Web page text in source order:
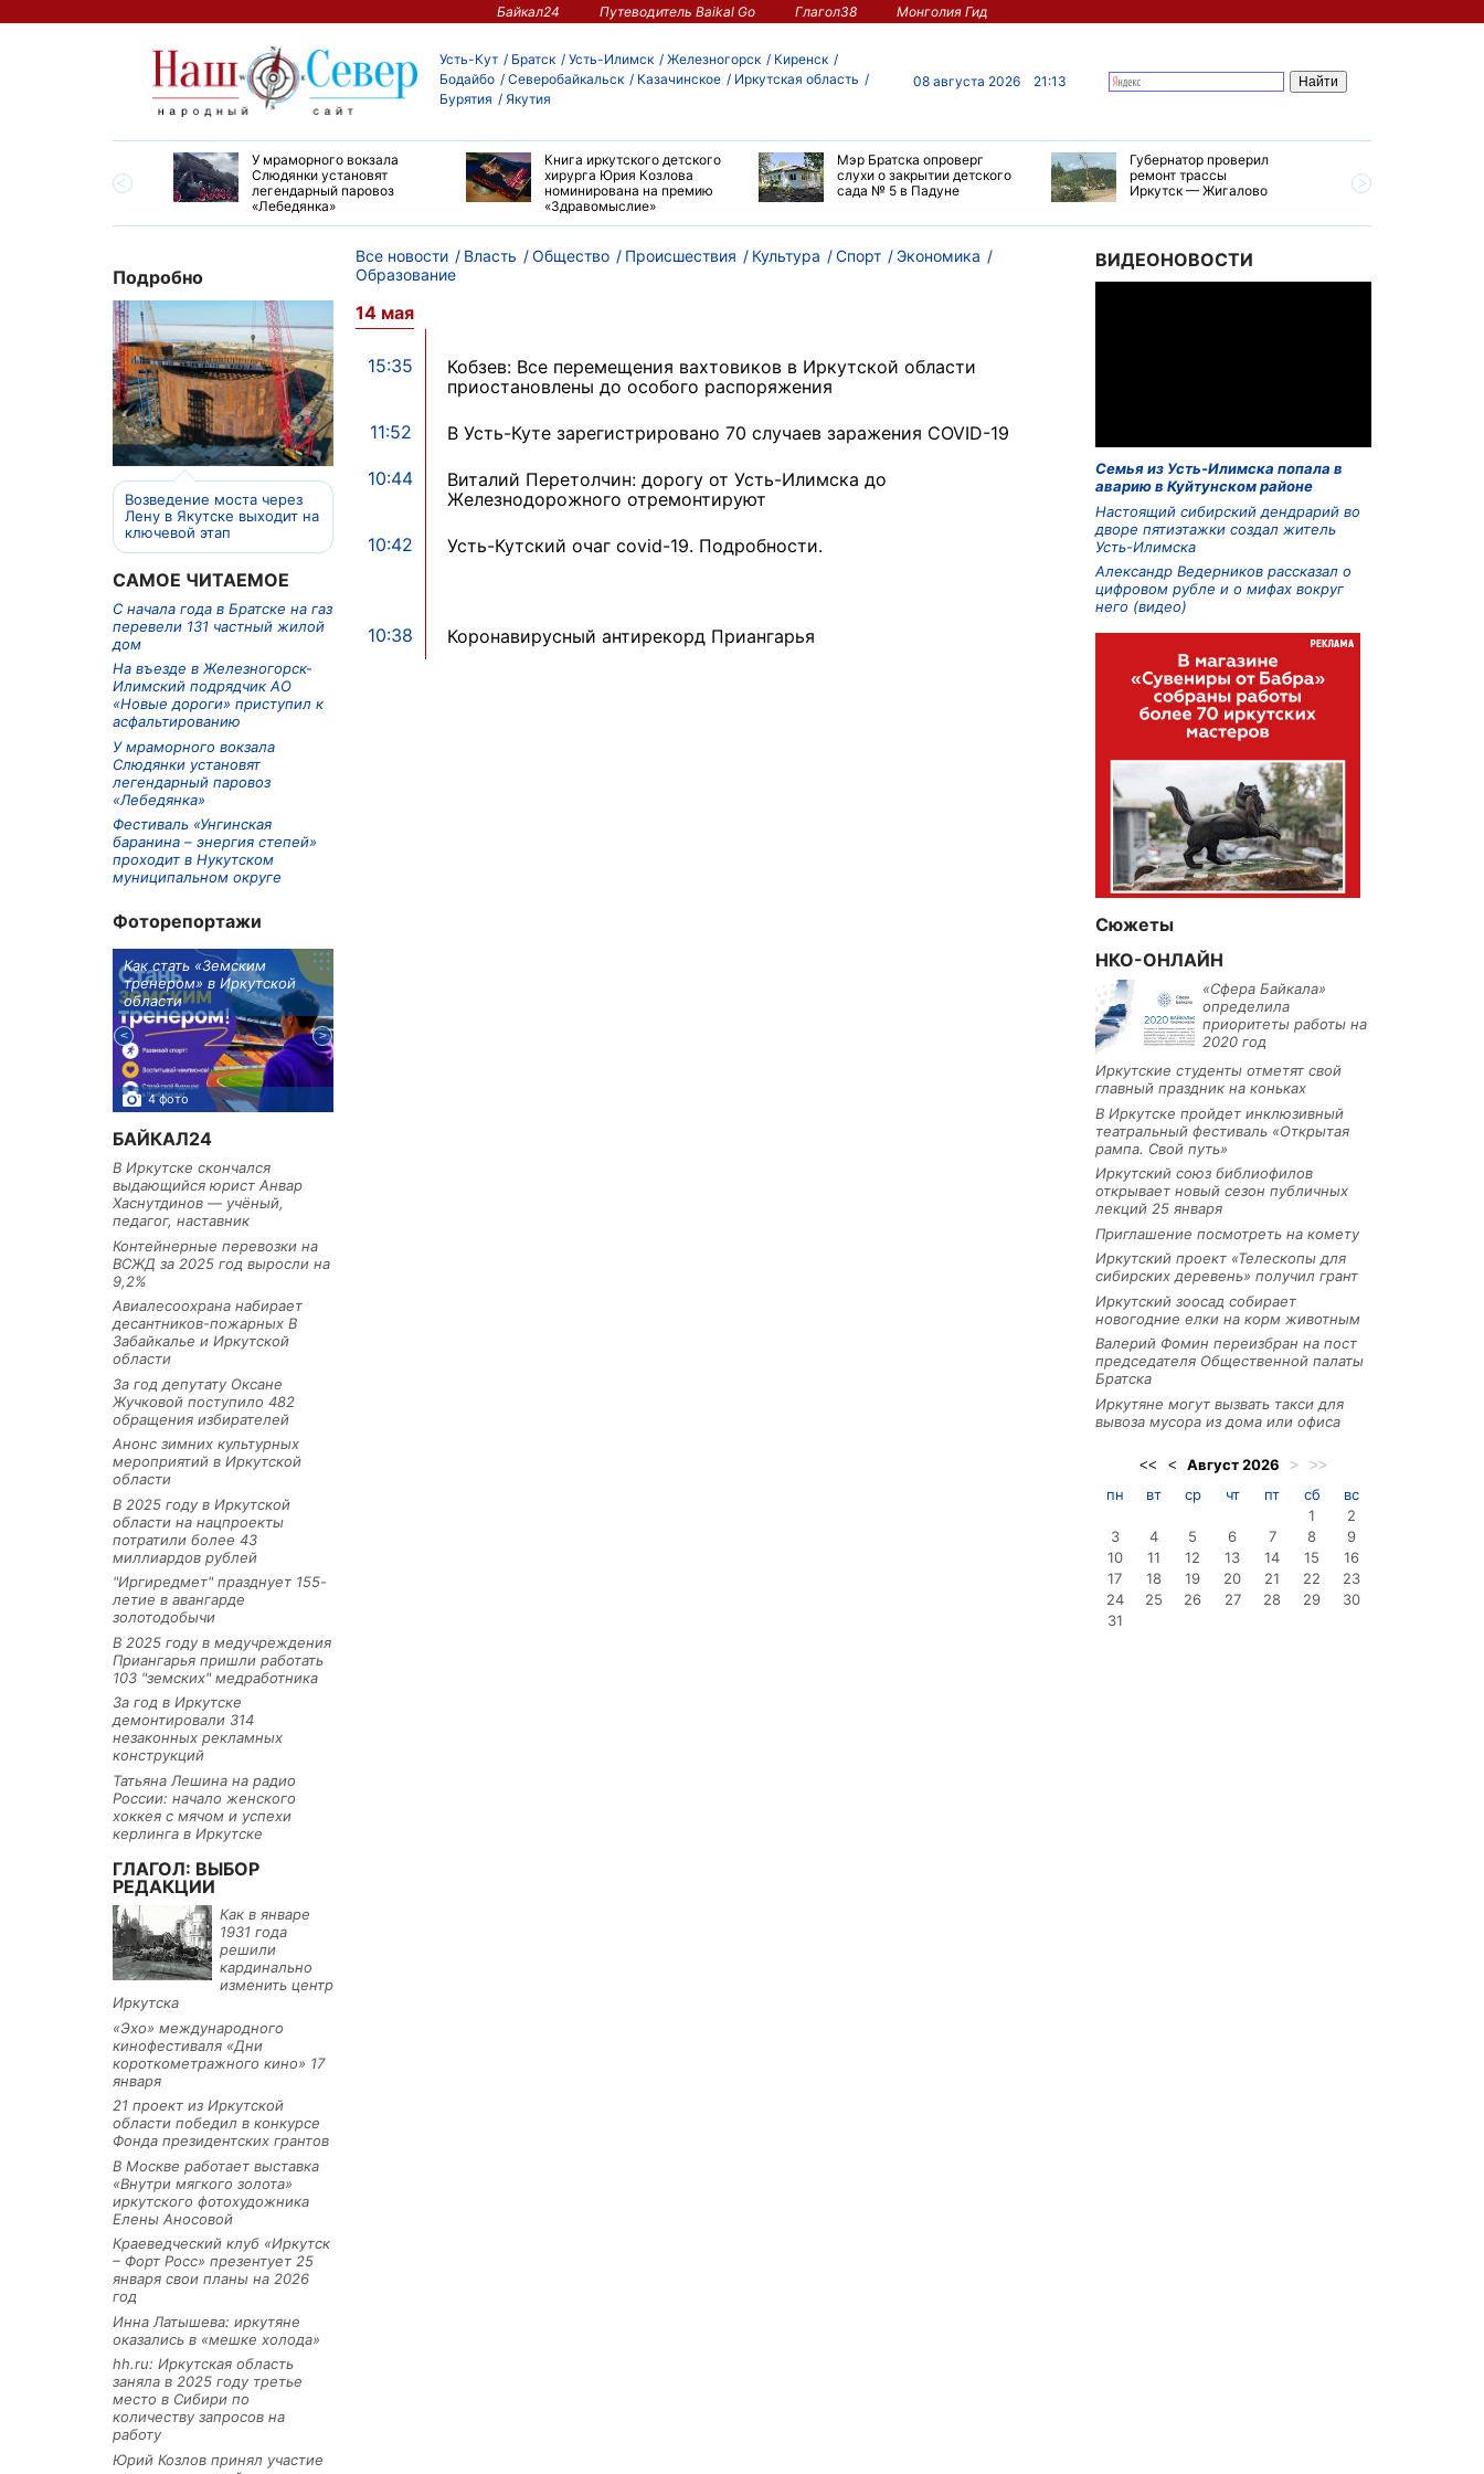
Байкал24 Путеводитель Baikal Go Глагол38 Монголия Гид
Усть-Кут Братск Усть-Илимск Железногорск
Киренск
Бодайбо
Северобайкальск Казачинское
Иркутская область
Бурятия
Якутия
08 августа 2026 21:13
У мраморного вокзала
Слюдянки установят
легендарный паровоз
«Лебедянка»
Книга иркутского детского
хирурга Юрия Козлова
номинирована на премию
«Здравомыслие»
Мэр Братска опроверг
слухи о закрытии детского
сада № 5 в Падуне
Губернатор проверил
ремонт трассы
Иркутск — Жигалово
Подробно
Возведение моста через
Лену в Якутске выходит на
ключевой этап
САМОЕ ЧИТАЕМОЕ
С начала года в Братске на газ
перевели 131 частный жилой
дом
На въезде в Железногорск-
Илимский подрядчик АО
«Новые дороги» приступил к
асфальтированию
У мраморного вокзала
Слюдянки установят
легендарный паровоз
«Лебедянка»
Фестиваль «Унгинская
баранина – энергия степей»
проходит в Нукутском
муниципальном округе
Фоторепортажи
Как стать «Земским
тренером» в Иркутской
области
4 фото
БАЙКАЛ24
В Иркутске скончался
выдающийся юрист Анвар
Хаснутдинов — учёный,
педагог, наставник
Контейнерные перевозки на
ВСЖД за 2025 год выросли на
9,2%
Авиалесоохрана набирает
десантников-пожарных В
Забайкалье и Иркутской
области
За год депутату Оксане
Жучковой поступило 482
обращения избирателей
Анонс зимних культурных
мероприятий в Иркутской
области
В 2025 году в Иркутской
области на нацпроекты
потратили более 43
миллиардов рублей
"Иргиредмет" празднует 155-
летие в авангарде
золотодобычи
В 2025 году в медучреждения
Приангарья пришли работать
103 "земских" медработника
За год в Иркутске
демонтировали 314
незаконных рекламных
конструкций
Татьяна Лешина на радио
России: начало женского
хоккея с мячом и успехи
керлинга в Иркутске
ГЛАГОЛ: ВЫБОР
РЕДАКЦИИ
Как в январе
1931 года
решили
кардинально
изменить центр
Иркутска
«Эхо» международного
кинофестиваля «Дни
короткометражного кино» 17
января
21 проект из Иркутской
области победил в конкурсе
Фонда президентских грантов
В Москве работает выставка
«Внутри мягкого золота»
иркутского фотохудожника
Елены Аносовой
Краеведческий клуб «Иркутск
– Форт Росс» презентует 25
января свои планы на 2026
год
Инна Латышева: иркутяне
оказались в «мешке холода»
hh.ru: Иркутская область
заняла в 2025 году третье
место в Сибири по
количеству запросов на
работу
Юрий Козлов принял участие
Все новости Власть Общество Происшествия Культура Спорт
Экономика
Образование
14 мая
15:35
Кобзев: Все перемещения вахтовиков в Иркутской области
приостановлены до особого распоряжения
11:52 В Усть-Куте зарегистрировано 70 случаев заражения COVID-19
10:44
Виталий Перетолчин: дорогу от Усть-Илимска до
Железнодорожного отремонтируют
10:42 Усть-Кутский очаг covid-19. Подробности.
10:38 Коронавирусный антирекорд Приангарья
ВИДЕОНОВОСТИ
Семья из Усть-Илимска попала в
аварию в Куйтунском районе
Настоящий сибирский дендрарий во
дворе пятиэтажки создал житель
Усть-Илимска
Александр Ведерников рассказал о
цифровом рубле и о мифах вокруг
него (видео)
Сюжеты
НКО-ОНЛАЙН
«Сфера Байкала»
определила
приоритеты работы на
2020 год
Иркутские студенты отметят свой
главный праздник на коньках
В Иркутске пройдет инклюзивный
театральный фестиваль «Открытая
рампа. Свой путь»
Иркутский союз библиофилов
открывает новый сезон публичных
лекций 25 января
Приглашение посмотреть на комету
Иркутский проект «Телескопы для
сибирских деревень» получил грант
Иркутский зоосад собирает
новогодние елки на корм животным
Валерий Фомин переизбран на пост
председателя Общественной палаты
Братска
Иркутяне могут вызвать такси для
вывоза мусора из дома или офиса
<< < Август2026 > >>
пн вт ср чт пт сб
вс
1
2
3
4 5 6 7 8
9
10
11 12 13 14 15
16
17
18 19 20 21 22
23
24
25 26 27 28 29
30
31